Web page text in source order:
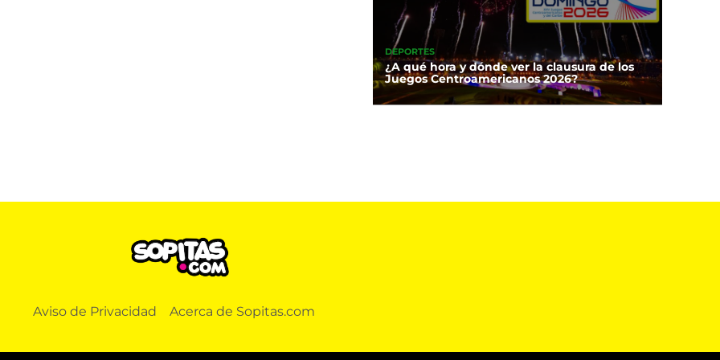
DEPORTES
¿A qué hora y dónde ver la clausura de los
Juegos Centroamericanos 2026?
Aviso de Privacidad Acerca de Sopitas.com